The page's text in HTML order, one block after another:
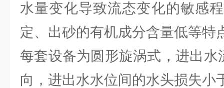
水量变化导致流态变化的敏感
定、出砂的有机成分含量低等特
每套设备为圆形旋涡式，进出
向，进出水水位间的水头损失小